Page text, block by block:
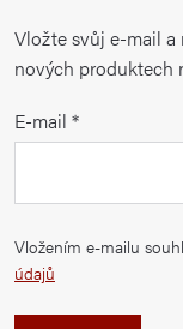
Vložte svůj e-mail a
nových produktech
E-mail
Vložením e-mailu
údajů